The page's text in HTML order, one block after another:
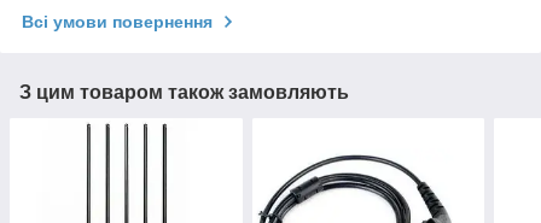
Всі умови повернення
З цим товаром також замовляють